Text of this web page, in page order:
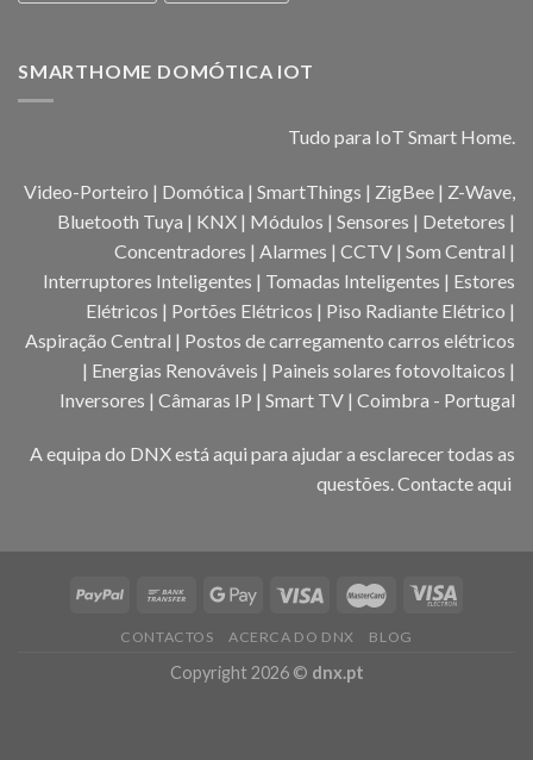
SMARTHOME DOMÓTICA IOT
Tudo para IoT Smart Home.
Video-Porteiro | Domótica | SmartThings | ZigBee | Z-Wave,
Bluetooth Tuya | KNX | Módulos | Sensores | Detetores |
Concentradores | Alarmes | CCTV | Som Central |
Interruptores Inteligentes | Tomadas Inteligentes | Estores
Elétricos | Portões Elétricos | Piso Radiante Elétrico |
Aspiração Central | Postos de carregamento carros elétricos
| Energias Renováveis | Paineis solares fotovoltaicos |
Inversores | Câmaras IP | Smart TV | Coimbra - Portugal
A equipa do DNX está aqui para ajudar a esclarecer todas as
questões.Contacte aqui
CONTACTOS ACERCA DO DNX BLOG
Copyright 2026 © dnx.pt